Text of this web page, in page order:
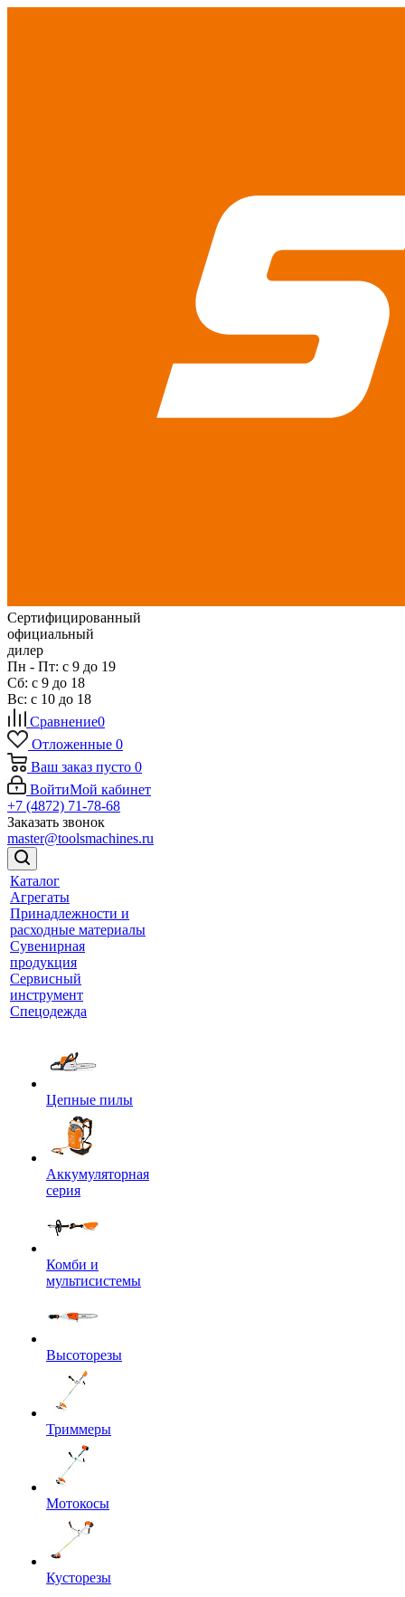
Сертифицированный
официальный
дилер
Пн - Пт: с 9 до 19
Сб: с 9 до 18
Вс: с 10 до 18
Сравнение0
Отложенные 0
Ваш заказ пусто 0
ВойтиМой кабинет
+7 (4872) 71-78-68
Заказать звонок
master@toolsmachines.ru
Каталог
Агрегаты
Принадлежности и
расходные материалы
Сувенирная
продукция
Сервисный
инструмент
Спецодежда
Цепные пилы
Аккумуляторная
серия
Комби и
мультисистемы
Высоторезы
Триммеры
Мотокосы
Кусторезы